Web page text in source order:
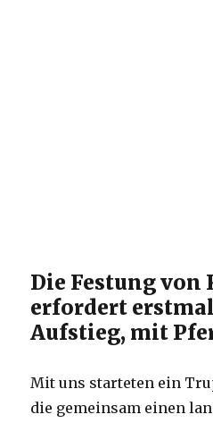
Die Festung von
erfordert
Aufstieg, mit
Mit uns starteten ein
die gemeinsam einen